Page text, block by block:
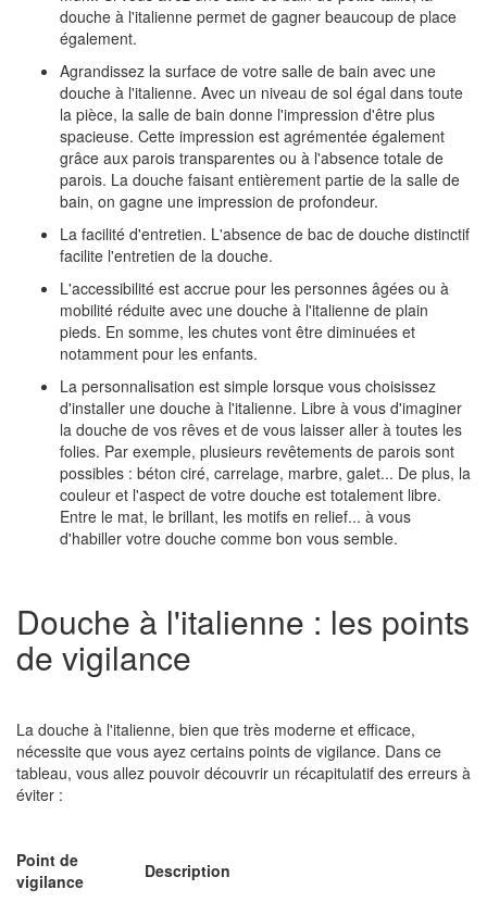
douche à l'italienne permet de gagner beaucoup de place
également.
Agrandissez la surface de votre salle de bain avec une
douche à l'italienne. Avec un niveau de sol égal dans toute
la pièce, la salle de bain donne l'impression d'être plus
spacieuse. Cette impression est agrémentée également
grâce aux parois transparentes ou à l'absence totale de
parois. La douche faisant entièrement partie de la salle de
bain, on gagne une impression de profondeur.
La facilité d'entretien. L'absence de bac de douche distinctif
facilite l'entretien de la douche.
L'accessibilité est accrue pour les personnes âgées ou à
mobilité réduite avec une douche à l'italienne de plain
pieds. En somme, les chutes vont être diminuées et
notamment pour les enfants.
La personnalisation est simple lorsque vous choisissez
d'installer une douche à l'italienne. Libre à vous d'imaginer
la douche de vos rêves et de vous laisser aller à toutes les
folies. Par exemple, plusieurs revêtements de parois sont
possibles : béton ciré, carrelage, marbre, galet... De plus, la
couleur et l'aspect de votre douche est totalement libre.
Entre le mat, le brillant, les motifs en relief... à vous
d'habiller votre douche comme bon vous semble.
Douche à l'italienne : les points
de vigilance
La douche à l'italienne, bien que très moderne et efficace,
nécessite que vous ayez certains points de vigilance. Dans ce
tableau, vous allez pouvoir découvrir un récapitulatif des erreurs à
éviter :
Point de
vigilance
Description